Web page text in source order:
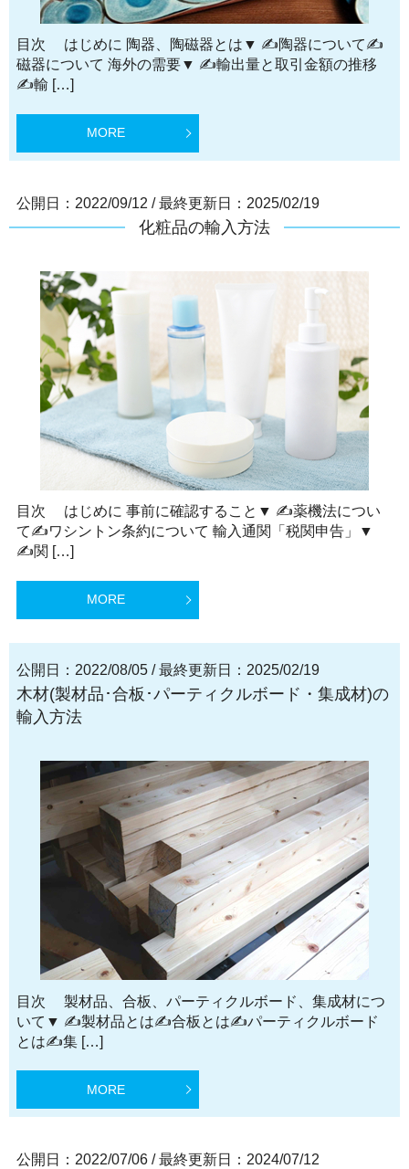
目次 はじめに 陶器、陶磁器とは▼ ✍陶器について✍
磁器について 海外の需要▼ ✍輸出量と取引金額の推移
✍輸 […]
MORE
公開日：2022/09/12 /最終更新日：2025/02/19
化粧品の輸入方法
目次 はじめに 事前に確認すること▼ ✍薬機法につい
て✍ワシントン条約について 輸入通関「税関申告」▼
✍関 […]
MORE
公開日：2022/08/05 /最終更新日：2025/02/19
木材(製材品･合板･パーティクルボード・集成材)の
輸入方法
目次 製材品、合板、パーティクルボード、集成材につ
いて▼ ✍製材品とは✍合板とは✍パーティクルボード
とは✍集 […]
MORE
公開日：2022/07/06 / 最終更新日：2024/07/12